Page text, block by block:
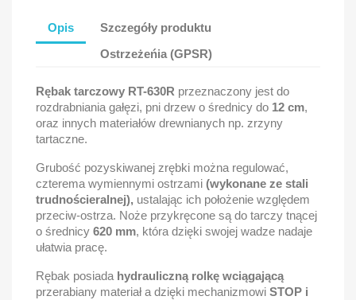
Opis
Szczegóły produktu
Ostrzeżeńia (GPSR)
Rębak tarczowy RT-630R przeznaczony jest do
rozdrabniania gałęzi, pni drzew o średnicy do 12 cm,
oraz innych materiałów drewnianych np. zrzyny
tartaczne.
Grubość pozyskiwanej zrębki można regulować,
czterema wymiennymi ostrzami (wykonane ze stali
trudnościeralnej), ustalając ich położenie względem
przeciw-ostrza. Noże przykręcone są do tarczy tnącej
o średnicy 620 mm, która dzięki swojej wadze nadaje
ułatwia pracę.
Rębak posiada hydrauliczną rolkę wciągającą
przerabiany materiał a dzięki mechanizmowi STOP i